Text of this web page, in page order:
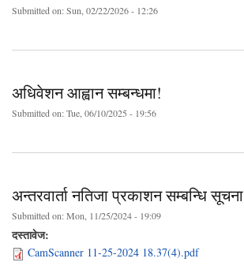
Submitted on:Sun, 02/22/2026 - 12:26
अधिवेशन आह्वान सम्बन्धमा!
Submitted on:Tue, 06/10/2025 - 19:56
अन्तरवार्ता नतिजा प्रकाशन सम्बन्धि सूचना
Submitted on:Mon, 11/25/2024 - 19:09
दस्तावेज:
CamScanner 11-25-2024 18.37(4).pdf